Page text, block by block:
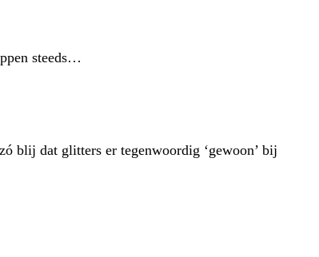
steeds…
blij dat glitters er tegenwoordig ‘gewoon’ bij